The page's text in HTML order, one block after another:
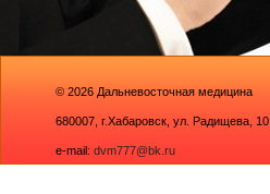
© 2026 Дальневосточная медицина
680007, г.Хабаровск, ул. Радищева, 10
e-mail: dvm777@bk.ru